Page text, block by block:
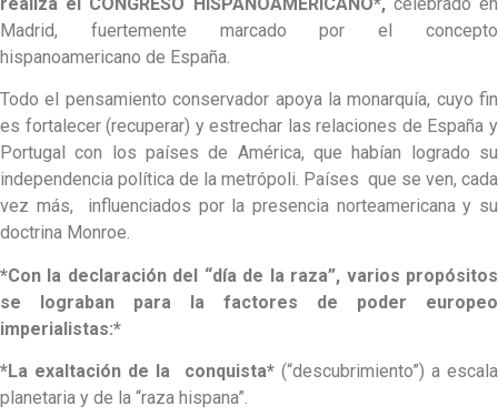
Madrid, fuertemente marcado por el concepto
hispanoamericano de España.
Todo el pensamiento conservador apoya la monarquía, cuyo fin
es fortalecer (recuperar) y estrechar las relaciones de España y
Portugal con los países de América, que habían logrado su
independencia política de la metrópoli. Países que se ven, cada
vez más, influenciados por la presencia norteamericana y su
doctrina Monroe.
*Con la declaración del “día de la raza”, varios propósitos
se lograban para la factores de poder europeo
imperialistas:*
*La exaltación de la conquista*(“descubrimiento”) a escala
planetaria y de la “raza hispana”.